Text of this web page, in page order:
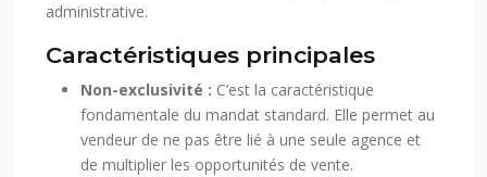
administrative.
Caractéristiques principales
Non-exclusivité : C’est la caractéristique
fondamentale du mandat standard. Elle permet au
vendeur de ne pas être lié à une seule agence et
de multiplier les opportunités de vente.